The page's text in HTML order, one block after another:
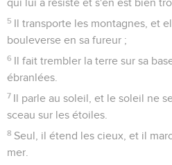
qui lui a résisté et s'en est bien
5 Il transporte les montagnes, et
bouleverse en sa fureur ;
6 Il fait trembler la terre sur sa
ébranlées.
7 Il parle au soleil, et le soleil ne
sceau sur les étoiles.
8 Seul, il étend les cieux, et il
mer.